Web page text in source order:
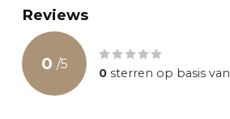
Reviews
0 /5
0 sterren op basis van